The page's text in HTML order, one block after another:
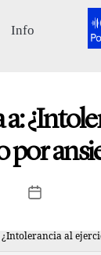
por
¿Intolerancia al